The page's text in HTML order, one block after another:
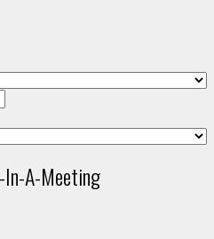
In-A-Meeting